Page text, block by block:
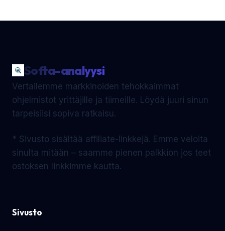
Softa-analyysi
Vertailemme markkinoiden tehokkaimmat
ohjelmistot yrittäjille ja tiimeille. Löydä juuri sinun
tarpeisiisi sopiva ratkaisu.
* Sivusto sisältää affiliate-linkkejä. Emme veloita
sinulta mitään – saamme pienen palkkion jos teet
ostoksen linkkimme kautta.
Sivusto